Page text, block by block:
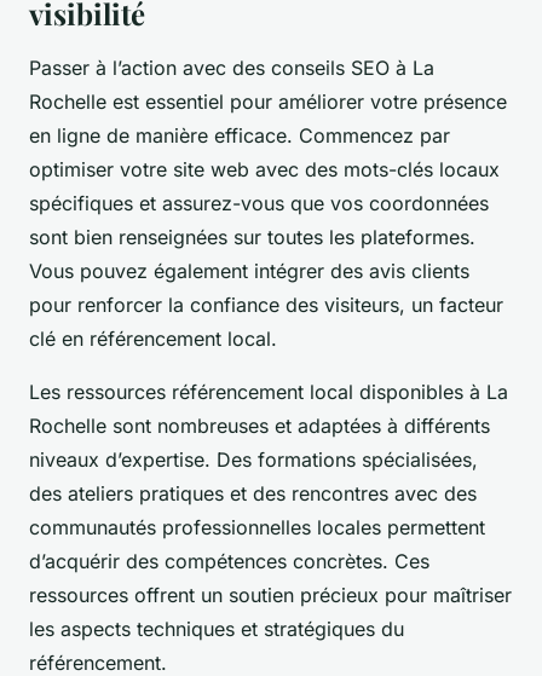
visibilité
Passer à l’action avec des conseils SEO à La
Rochelle est essentiel pour améliorer votre présence
en ligne de manière efficace. Commencez par
optimiser votre site web avec des mots-clés locaux
spécifiques et assurez-vous que vos coordonnées
sont bien renseignées sur toutes les plateformes.
Vous pouvez également intégrer des avis clients
pour renforcer la confiance des visiteurs, un facteur
clé en référencement local.
Les ressources référencement local disponibles à La
Rochelle sont nombreuses et adaptées à différents
niveaux d’expertise. Des formations spécialisées,
des ateliers pratiques et des rencontres avec des
communautés professionnelles locales permettent
d’acquérir des compétences concrètes. Ces
ressources offrent un soutien précieux pour maîtriser
les aspects techniques et stratégiques du
référencement.